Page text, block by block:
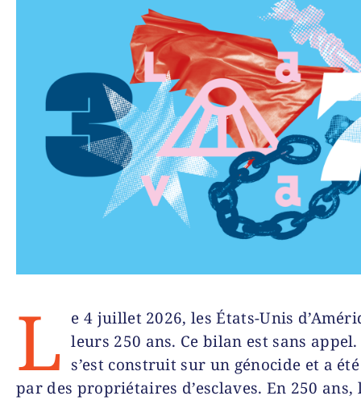
L e 4 juillet 2026, les États-Unis
leurs 250 ans. Ce bilan est sans
s’est construit sur un génocide et a
par des propriétaires d’esclaves. En 250 ans,